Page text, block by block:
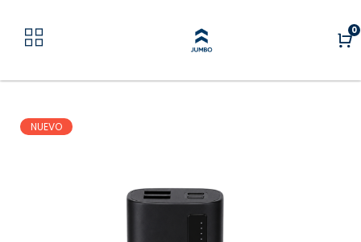
0
NUEVO